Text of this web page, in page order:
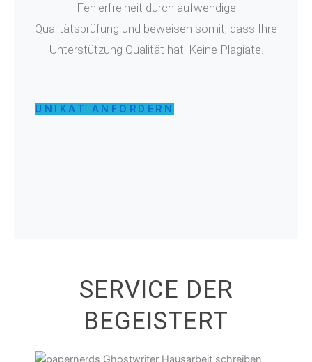
Fehlerfreiheit durch aufwendige
Qualitätsprüfung und beweisen somit, dass Ihre
Unterstützung Qualität hat. Keine Plagiate.
UNIKAT ANFORDERN
SERVICE DER
BEGEISTERT